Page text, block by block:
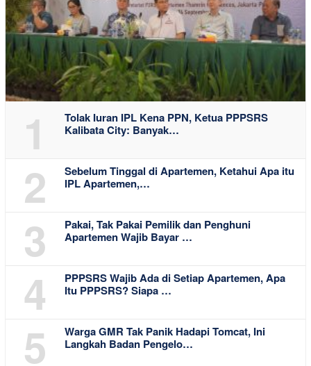
1
Tolak Iuran IPL Kena PPN, Ketua PPPSRS
Kalibata City: Banyak…
2
Sebelum Tinggal di Apartemen, Ketahui Apa itu
IPL Apartemen,…
3
Pakai, Tak Pakai Pemilik dan Penghuni
Apartemen Wajib Bayar …
4
PPPSRS Wajib Ada di Setiap Apartemen, Apa
Itu PPPSRS? Siapa …
5
Warga GMR Tak Panik Hadapi Tomcat, Ini
Langkah Badan Pengelo…